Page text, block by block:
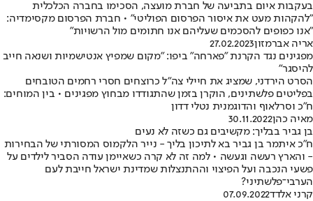
בעקבות איום בתביעה של חברת מועצה, הסכימו בחברה הכלכלית
"להקהות מעט את איסור הפרסום הפוליטי" • חברת הפרסום מקסימדיה:
"אנו כפופים להסכמים שעליהם אנו חתומים מול הרשויות"
אריה אברמזון27.02.2023
מפגינים נגד הקרנת "פארחה" ביפו: "מקום שמפיץ אנטישמיות ושנאה חייב
להיסגר"
הסרט הירדני, שמציג את חיילי צה"ל כרוצחים חסרי רחמים הטובחים
בפליטים פלשתינים, הוקרן בזמן שהתגודדו מבחוץ מפגינים • בין המוחים:
ח"כ וסרלאוף והדוגמנית נטלי דדון
מאיה כהן30.11.2022
בן גביר בבליך: מקשיבים גם כשזה לא נעים
ח"כ איתמר בן גביר בא לתיכון בליך - נייר הלקמוס המסורתי של הבחירות
- והארץ רעשה וגעשה • למה זה לא קרה כשאיימן עודה הסביר לילדים על
פשעי הנכבה ועל הפיצוי וההתנצלות שמדינת ישראל חייבת לעם
הערבי־פלשתיני?
קרני אלדד07.09.2022